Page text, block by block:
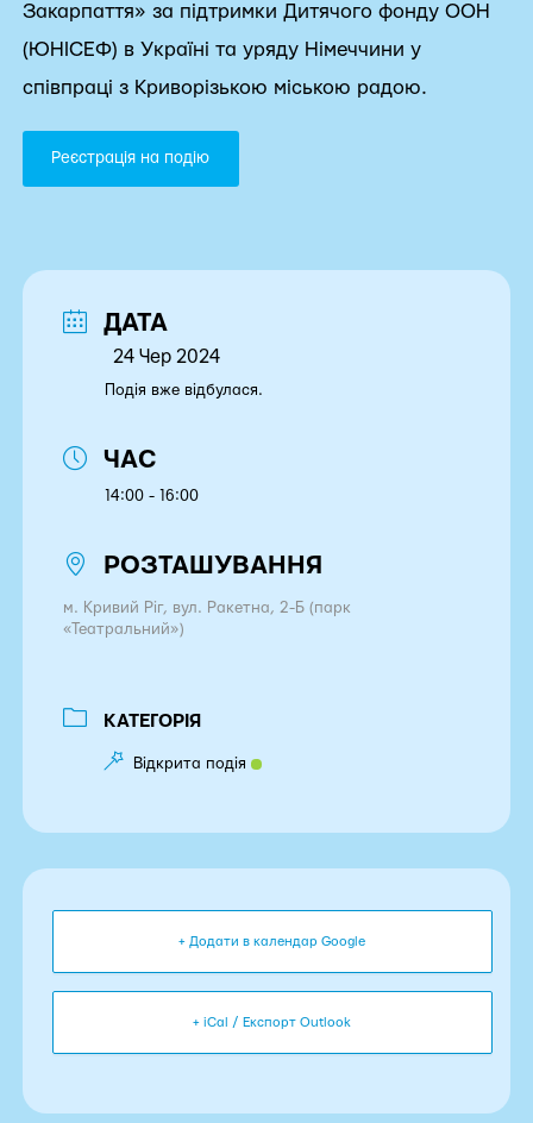
Закарпаття» за підтримки Дитячого фонду ООН
(ЮНІСЕФ) в Україні та уряду Німеччини у
співпраці з Криворізькою міською радою.
Реєстрація на подію
ДАТА
24 Чер 2024
Подія вже відбулася.
ЧАС
14:00 - 16:00
РОЗТАШУВАННЯ
м. Кривий Ріг, вул. Ракетна, 2-Б (парк
«Театральний»)
КАТЕГОРІЯ
Відкрита подія
+ Додати в календар Google
+ iCal / Експорт Outlook